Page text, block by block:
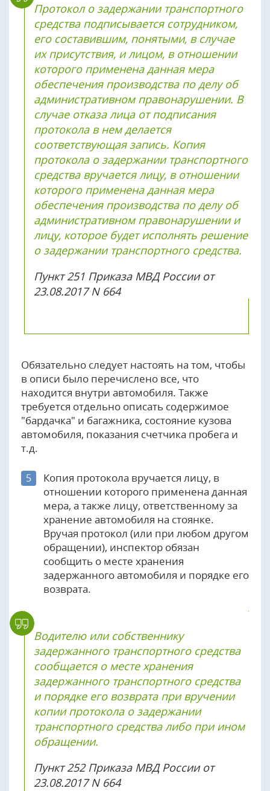
Протокол о задержании транспортного
средства подписывается сотрудником,
его составившим, понятыми, в случае
их присутствия, и лицом, в отношении
которого применена данная мера
обеспечения производства по делу об
административном правонарушении. В
случае отказа лица от подписания
протокола в нем делается
соответствующая запись. Копия
протокола о задержании транспортного
средства вручается лицу, в отношении
которого применена данная мера
обеспечения производства по делу об
административном правонарушении и
лицу, которое будет исполнять решение
о задержании транспортного средства.
Пункт 251 Приказа МВД России от
23.08.2017 N 664
Обязательно следует настоять на том, чтобы
в описи было перечислено все, что
находится внутри автомобиля. Также
требуется отдельно описать содержимое
"бардачка" и багажника, состояние кузова
автомобиля, показания счетчика пробега и
т.д.
5
Копия протокола вручается лицу, в
отношении которого применена данная
мера, а также лицу, ответственному за
хранение автомобиля на стоянке.
Вручая протокол (или при любом другом
обращении), инспектор обязан
сообщить о месте хранения
задержанного автомобиля и порядке его
возврата.
Водителю или собственнику
задержанного транспортного средства
сообщается о месте хранения
задержанного транспортного средства
и порядке его возврата при вручении
копии протокола о задержании
транспортного средства либо при ином
обращении.
Пункт 252 Приказа МВД России от
23.08.2017 N 664